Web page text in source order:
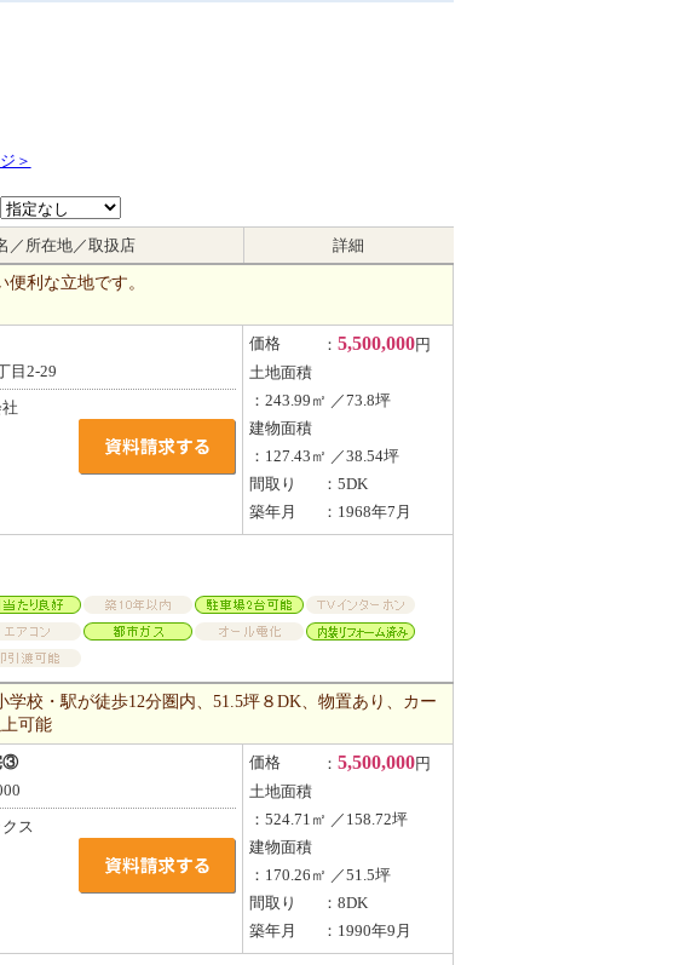
＞
／所在地／取扱店 詳細
利な立地です。
目2-29
価格 ：5,500,000円
土地面積
：243.99㎡ ／73.8坪
建物面積
：127.43㎡ ／38.54坪
間取り
：5DK
築年月
：1968年7月
学校・駅が徒歩12分圏内、51.5坪８DK、物置あり、カー
可能
③
ス
価格 ：5,500,000円
土地面積
：524.71㎡ ／158.72坪
建物面積
：170.26㎡ ／51.5坪
間取り
：8DK
築年月
：1990年9月